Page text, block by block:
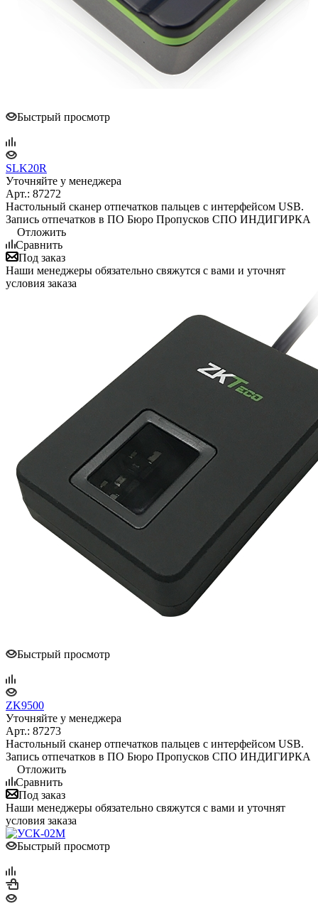
Быстрый просмотр
SLK20R
Уточняйте у менеджера
Арт.: 87272
Настольный сканер отпечатков пальцев c интерфейсом USB.
Запись отпечатков в ПО Бюро Пропусков СПО ИНДИГИРКА
Отложить
Сравнить
Под заказ
Наши менеджеры обязательно свяжутся с вами и уточнят
условия заказа
Быстрый просмотр
ZK9500
Уточняйте у менеджера
Арт.: 87273
Настольный сканер отпечатков пальцев c интерфейсом USB.
Запись отпечатков в ПО Бюро Пропусков СПО ИНДИГИРКА
Отложить
Сравнить
Под заказ
Наши менеджеры обязательно свяжутся с вами и уточнят
условия заказа
Быстрый просмотр